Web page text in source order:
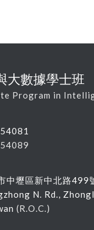
大數據學士班
Program in
中壢區新中北路499
N. Rd.,
(R.O.C.)